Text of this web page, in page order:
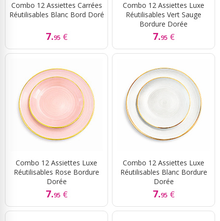
Combo 12 Assiettes Carrées
Réutilisables Blanc Bord Doré
7.95 €
Combo 12 Assiettes Luxe
Réutilisables Vert Sauge
Bordure Dorée
7.95 €
Combo 12 Assiettes Luxe
Réutilisables Rose Bordure
Dorée
7.95 €
Combo 12 Assiettes Luxe
Réutilisables Blanc Bordure
Dorée
7.95 €